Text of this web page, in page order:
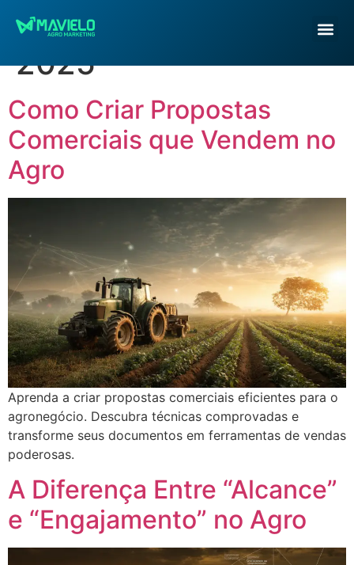
Dia:13 de agosto de
2025
Como Criar Propostas
Comerciais que Vendem no
Agro
Aprenda a criar propostas comerciais eficientes para o
agronegócio. Descubra técnicas comprovadas e
transforme seus documentos em ferramentas de vendas
poderosas.
A Diferença Entre “Alcance”
e “Engajamento” no Agro